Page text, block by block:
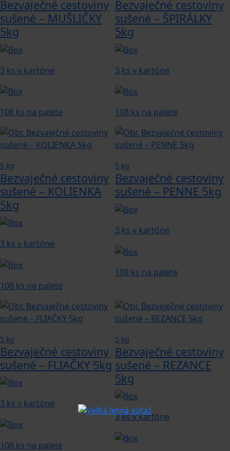
Bezvaječné cestoviny
sušené – MUŠLIČKY
5kg
3 ks v kartóne
108 ks na palete
Bezvaječné cestoviny
sušené – ŠPIRÁLKY
5kg
3 ks v kartóne
108 ks na palete
5 kg
Bezvaječné cestoviny
sušené – KOLIENKA
5kg
3 ks v kartóne
108 ks na palete
5 kg
Bezvaječné cestoviny
sušené – PENNE 5kg
3 ks v kartóne
108 ks na palete
5 kg
Bezvaječné cestoviny
sušené – FLIAČKY 5kg
3 ks v kartóne
108 ks na palete
5 kg
Bezvaječné cestoviny
sušené – REZANCE
5kg
3 ks v kartóne